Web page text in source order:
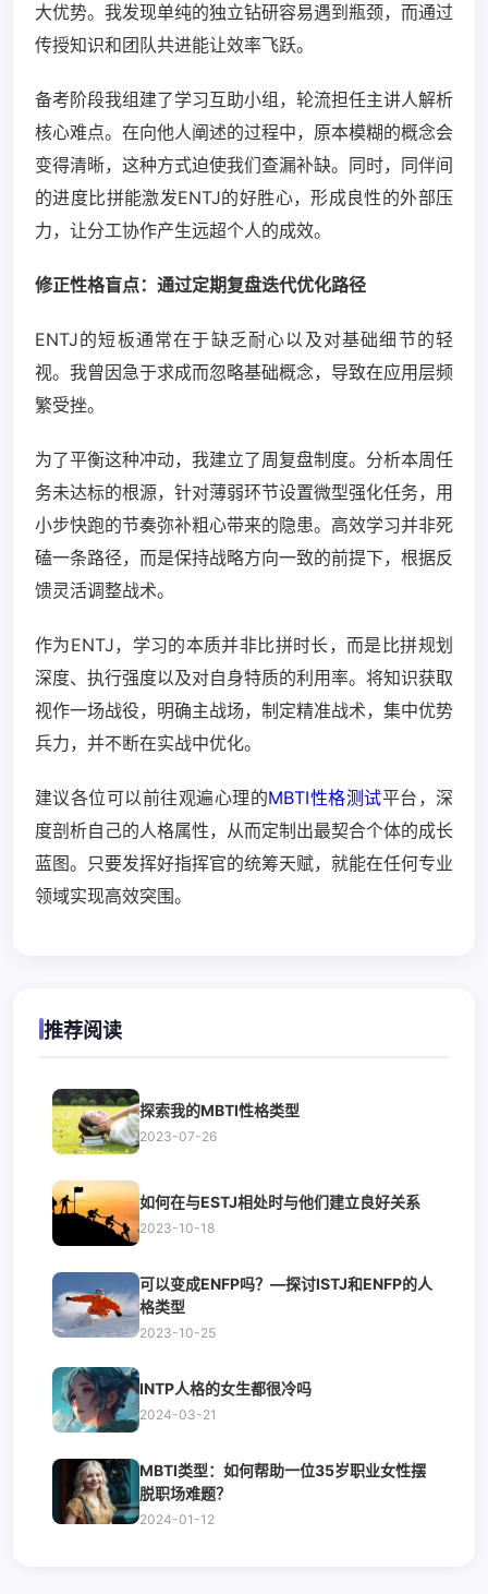
大优势。我发现单纯的独立钻研容易遇到瓶颈，而通过
传授知识和团队共进能让效率飞跃。
备考阶段我组建了学习互助小组，轮流担任主讲人解析
核心难点。在向他人阐述的过程中，原本模糊的概念会
变得清晰，这种方式迫使我们查漏补缺。同时，同伴间
的进度比拼能激发ENTJ的好胜心，形成良性的外部压
力，让分工协作产生远超个人的成效。
修正性格盲点：通过定期复盘迭代优化路径
ENTJ的短板通常在于缺乏耐心以及对基础细节的轻
视。我曾因急于求成而忽略基础概念，导致在应用层频
繁受挫。
为了平衡这种冲动，我建立了周复盘制度。分析本周任
务未达标的根源，针对薄弱环节设置微型强化任务，用
小步快跑的节奏弥补粗心带来的隐患。高效学习并非死
磕一条路径，而是保持战略方向一致的前提下，根据反
馈灵活调整战术。
作为ENTJ，学习的本质并非比拼时长，而是比拼规划
深度、执行强度以及对自身特质的利用率。将知识获取
视作一场战役，明确主战场，制定精准战术，集中优势
兵力，并不断在实战中优化。
建议各位可以前往观遍心理的MBTI性格测试平台，深
度剖析自己的人格属性，从而定制出最契合个体的成长
蓝图。只要发挥好指挥官的统筹天赋，就能在任何专业
领域实现高效突围。
推荐阅读
探索我的MBTI性格类型
2023-07-26
如何在与ESTJ相处时与他们建立良好关系
2023-10-18
可以变成ENFP吗？—探讨ISTJ和ENFP的人
格类型
2023-10-25
INTP人格的女生都很冷吗
2024-03-21
MBTI类型：如何帮助一位35岁职业女性摆
脱职场难题？
2024-01-12